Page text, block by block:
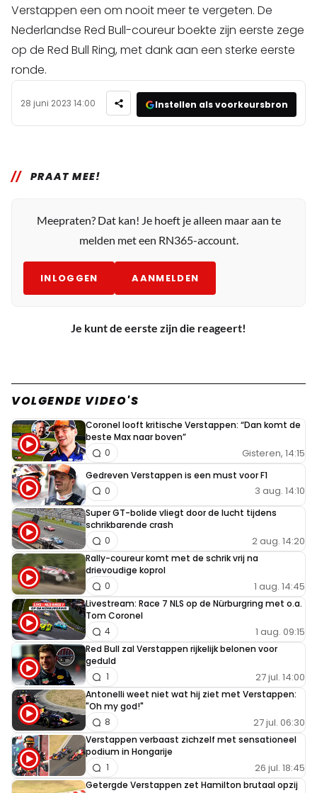
Verstappen een om nooit meer te vergeten. De
Nederlandse Red Bull-coureur boekte zijn eerste zege
op de Red Bull Ring, met dank aan een sterke eerste
ronde.
28 juni 2023 14:00 Instellen als voorkeursbron
PRAAT MEE!
Meepraten? Dat kan! Je hoeft je alleen maar aan te
melden met een RN365-account.
INLOGGEN AANMELDEN
Je kunt de eerste zijn die reageert!
VOLGENDE VIDEO'S
Coronel looft kritische Verstappen: “Dan komt de
beste Max naar boven”
Gisteren, 14:15
0
Gedreven Verstappen is een must voor F1
3 aug. 14:10
0
Super GT-bolide vliegt door de lucht tijdens
schrikbarende crash
2 aug. 14:20
0
Rally-coureur komt met de schrik vrij na
drievoudige koprol
1 aug. 14:45
0
Livestream: Race 7 NLS op de Nürburgring met o.a.
Tom Coronel
1 aug. 09:15
4
Red Bull zal Verstappen rijkelijk belonen voor
geduld
27 jul. 14:00
1
Antonelli weet niet wat hij ziet met Verstappen:
"Oh my god!"
27 jul. 06:30
8
Verstappen verbaast zichzelf met sensationeel
podium in Hongarije
26 jul. 18:45
1
Getergde Verstappen zet Hamilton brutaal opzij